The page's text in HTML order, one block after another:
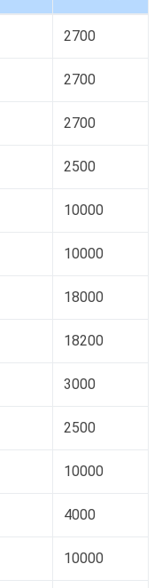
2700
2700
2700
2500
10000
10000
18000
18200
3000
2500
10000
4000
10000